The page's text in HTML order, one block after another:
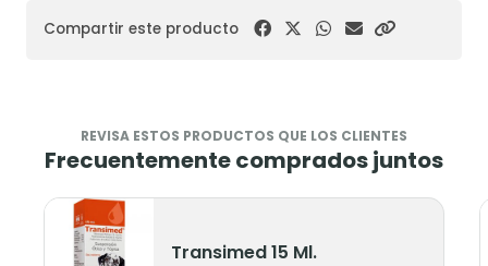
Compartir este producto
REVISA ESTOS PRODUCTOS QUE LOS CLIENTES
Frecuentemente comprados juntos
Transimed 15 Ml.